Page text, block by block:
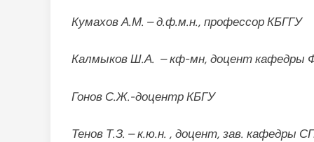
Кумахов А.М. – д.ф.м.н., профессор КБГГУ
Калмыков Ш.А. – кф-мн, доцент
Гонов С.Ж.-доцентр КБГУ
Тенов Т.З. – к.ю.н. , доцент, зав. кафедры